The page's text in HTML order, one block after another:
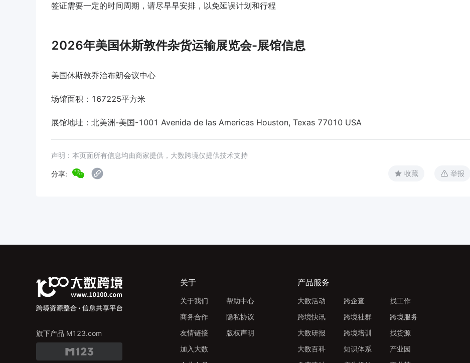
签证需要一定的时间周期，请尽早早安排，以免延误计划和行程
2026年美国休斯敦件杂货运输展览会-展馆信息
美国休斯敦乔治布朗会议中心
场馆面积：167225平方米
展馆地址：北美洲-美国-1001 Avenida de las Americas Houston, Texas 77010 USA
声明：本页面所有信息均由商家提供，大数跨境仅提供技术支持
分享: 收藏 举报
旗下产品 M123.com
关于
关于我们
商务合作
友情链接
加入大数
帮助中心
隐私协议
版权声明
产品服务
大数活动
跨境快讯
大数研报
大数百科
跨企查
跨境社群
跨境培训
知识体系
找工作
跨境服务
找货源
产业园